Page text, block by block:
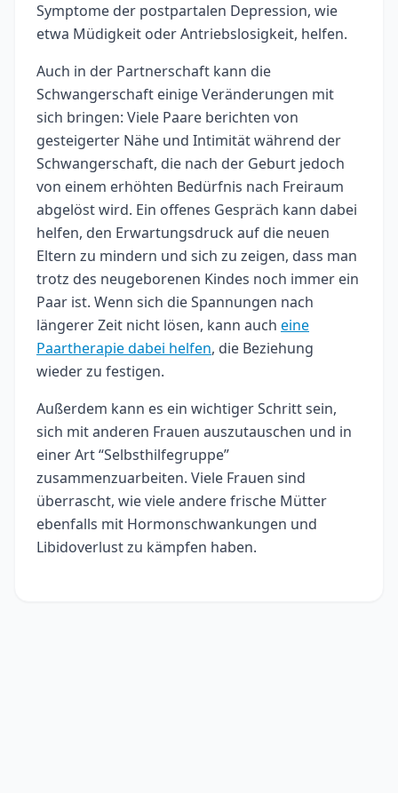
Symptome der postpartalen Depression, wie
etwa Müdigkeit oder Antriebslosigkeit, helfen.
Auch in der Partnerschaft kann die
Schwangerschaft einige Veränderungen mit
sich bringen: Viele Paare berichten von
gesteigerter Nähe und Intimität während der
Schwangerschaft, die nach der Geburt jedoch
von einem erhöhten Bedürfnis nach Freiraum
abgelöst wird. Ein offenes Gespräch kann dabei
helfen, den Erwartungsdruck auf die neuen
Eltern zu mindern und sich zu zeigen, dass man
trotz des neugeborenen Kindes noch immer ein
Paar ist. Wenn sich die Spannungen nach
längerer Zeit nicht lösen, kann auch eine
Paartherapie dabei helfen, die Beziehung
wieder zu festigen.
Außerdem kann es ein wichtiger Schritt sein,
sich mit anderen Frauen auszutauschen und in
einer Art “Selbsthilfegruppe”
zusammenzuarbeiten. Viele Frauen sind
überrascht, wie viele andere frische Mütter
ebenfalls mit Hormonschwankungen und
Libidoverlust zu kämpfen haben.